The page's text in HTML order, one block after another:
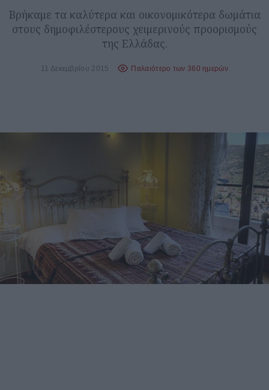
Βρήκαμε τα καλύτερα και οικονομικότερα δωμάτια
στους δημοφιλέστερους χειμερινούς προορισμούς
της Ελλάδας.
11 Δεκεμβρίου 2015 Παλαιότερο των 360 ημερών